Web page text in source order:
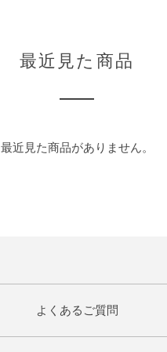
最近見た商品
最近見た商品がありません。
よくあるご質問